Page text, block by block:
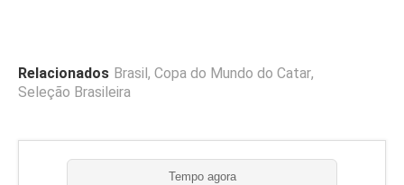
Relacionados Brasil, Copa do Mundo do Catar,
Seleção Brasileira
Tempo agora